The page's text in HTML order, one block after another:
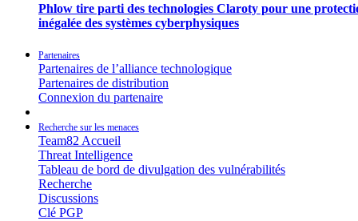
Phlow tire parti des technologies Claroty pour une
inégalée des systèmes cyberphysiques
Partenaires
Partenaires de l’alliance technologique
Partenaires de distribution
Connexion du partenaire
Recherche sur les menaces
Team82 Accueil
Threat Intelligence
Tableau de bord de divulgation des vulnérabilités
Recherche
Discussions
Clé PGP